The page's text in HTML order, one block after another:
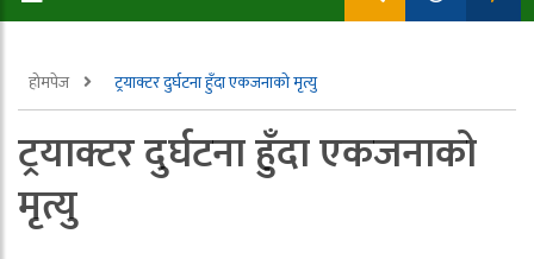
होमपेज ट्रयाक्टर दुर्घटना हुँदा एकजनाको मृत्यु
ट्रयाक्टर दुर्घटना हुँदा एकजनाको
मृत्यु